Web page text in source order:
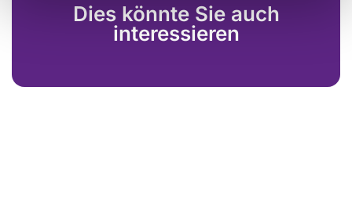
Dies könnte Sie auch
interessieren